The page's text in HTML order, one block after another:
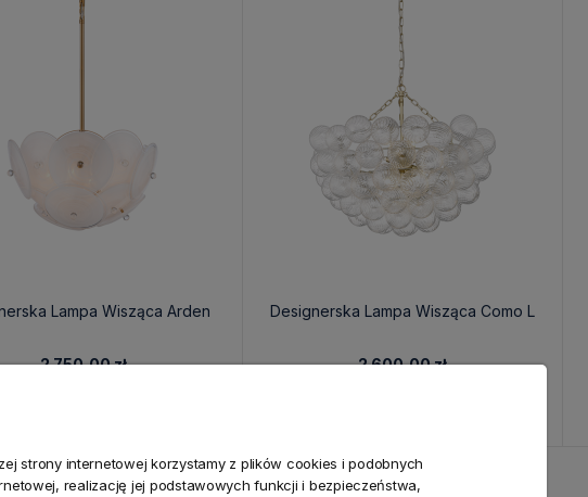
Lampa Wisząca Arden
2 750,00 zł
Designerska Lampa Wisząca Como L
2 600,00 zł
strony internetowej korzystamy z plików cookies i podobnych
realizację jej podstawowych funkcji i bezpieczeństwa,